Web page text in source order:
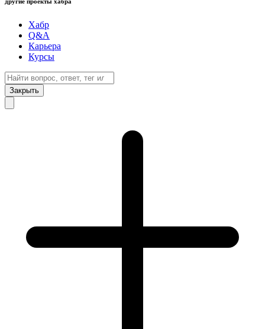
Хабр
Q&A
Карьера
Курсы
Закрыть